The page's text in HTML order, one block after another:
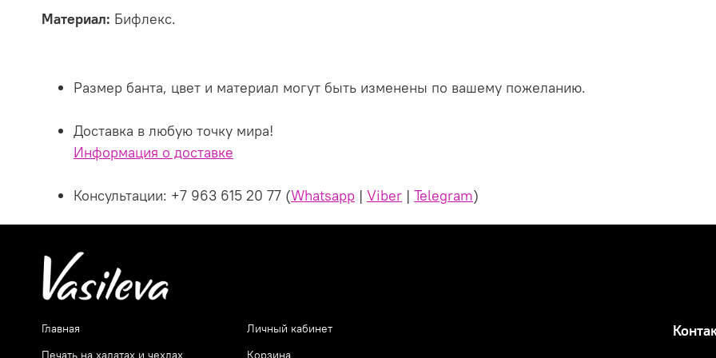
Материал: Бифлекс.
Размер банта, цвет и материал могут быть изменены по вашему пожеланию.
Доставка в любую точку мира!
Информация о доставке
Консультации: +7 963 615 20 77 (Whatsapp | Viber | Telegram)
Главная
Печать на халатах и чехлах
Личный кабинет
Корзина